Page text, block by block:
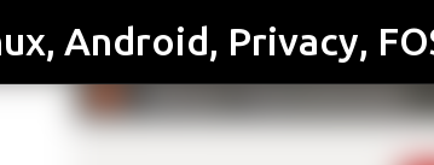
Μετάβαση στο
Android, Privacy,